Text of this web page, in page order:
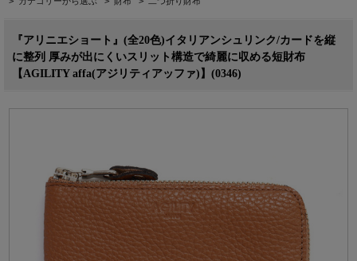
『アリニエショート』(全20色)イタリアンシュリンク/カードを縦
に整列 厚みが出にくいスリット構造で綺麗に収める短財布
【AGILITY affa(アジリティアッファ)】(0346)